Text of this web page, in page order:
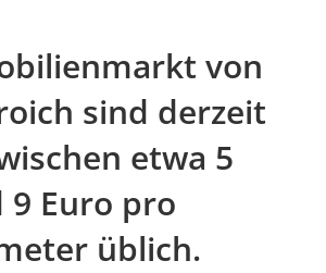
von
sind derzeit
etwa 5
9 Euro pro
üblich.